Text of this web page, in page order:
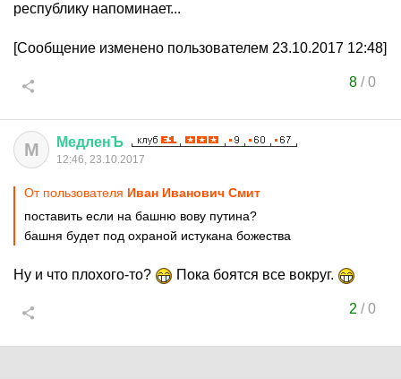
республику напоминает...
[Сообщение изменено пользователем 23.10.2017 12:48]
8/0
М МедленЪ
12:46, 23.10.2017
От пользователя Иван Иванович Смит
поставить если на башню вову путина?
башня будет под охраной истукана божества
Ну и что плохого-то? Пока боятся все вокруг.
2 /0